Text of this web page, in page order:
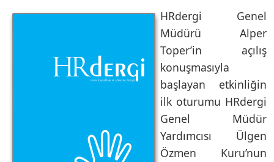
HRdergi Genel
Müdürü Alper
Toper’in açılış
konuşmasıyla
başlayan etkinliğin
ilk oturumu HRdergi
Genel Müdür
Yardımcısı Ülgen
Özmen Kuru’nun